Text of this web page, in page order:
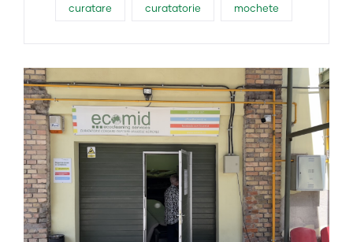
curatare curatatorie mochete